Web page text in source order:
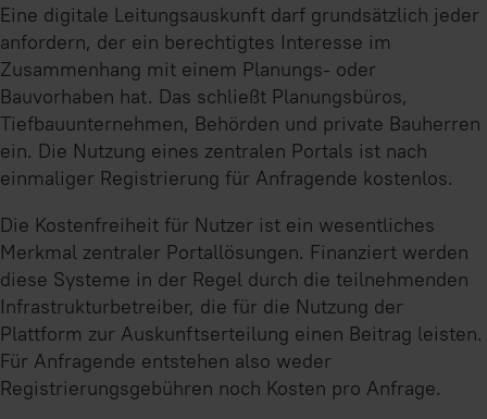
Eine digitale Leitungsauskunft darf grundsätzlich jeder
anfordern, der ein berechtigtes Interesse im
Zusammenhang mit einem Planungs- oder
Bauvorhaben hat. Das schließt Planungsbüros,
Tiefbauunternehmen, Behörden und private Bauherren
ein. Die Nutzung eines zentralen Portals ist nach
einmaliger Registrierung für Anfragende kostenlos.
Die Kostenfreiheit für Nutzer ist ein wesentliches
Merkmal zentraler Portallösungen. Finanziert werden
diese Systeme in der Regel durch die teilnehmenden
Infrastrukturbetreiber, die für die Nutzung der
Plattform zur Auskunftserteilung einen Beitrag leisten.
Für Anfragende entstehen also weder
Registrierungsgebühren noch Kosten pro Anfrage.